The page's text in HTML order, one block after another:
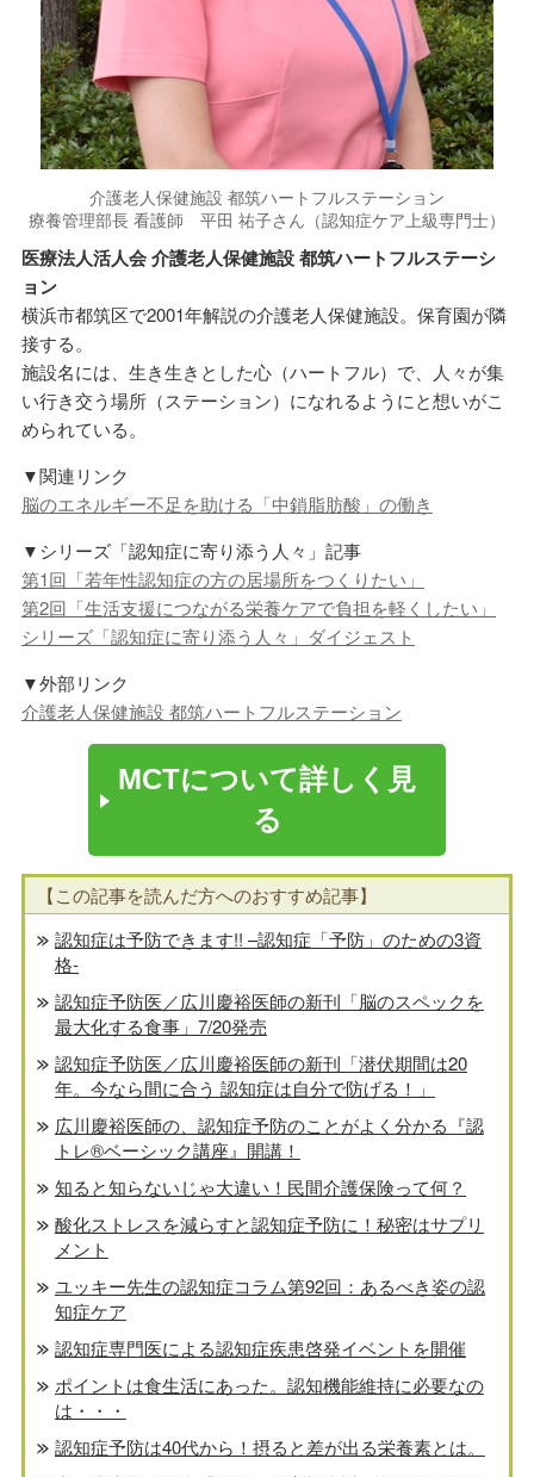
介護老人保健施設 都筑ハートフルステーション
療養管理部長 看護師 平田 祐子さん（認知症ケア上級専門士）
医療法人活人会 介護老人保健施設 都筑ハートフルステーシ
ョン
横浜市都筑区で2001年解説の介護老人保健施設。保育園が隣
接する。
施設名には、生き生きとした心（ハートフル）で、人々が集
い行き交う場所（ステーション）になれるようにと想いがこ
められている。
▼関連リンク
脳のエネルギー不足を助ける「中鎖脂肪酸」の働き
▼シリーズ「認知症に寄り添う人々」記事
第1回「若年性認知症の方の居場所をつくりたい」
第2回「生活支援につながる栄養ケアで負担を軽くしたい」
シリーズ「認知症に寄り添う人々」ダイジェスト
▼外部リンク
介護老人保健施設 都筑ハートフルステーション
MCTについて詳しく見
る
【この記事を読んだ方へのおすすめ記事】
認知症は予防できます!! –認知症「予防」のための3資
格-
認知症予防医／広川慶裕医師の新刊「脳のスペックを
最大化する食事」7/20発売
認知症予防医／広川慶裕医師の新刊「潜伏期間は20
年。今なら間に合う 認知症は自分で防げる！」
広川慶裕医師の、認知症予防のことがよく分かる『認
トレ®️ベーシック講座』開講！
知ると知らないじゃ大違い！民間介護保険って何？
酸化ストレスを減らすと認知症予防に！秘密はサプリ
メント
ユッキー先生の認知症コラム第92回：あるべき姿の認
知症ケア
認知症専門医による認知症疾患啓発イベントを開催
ポイントは食生活にあった。認知機能維持に必要なの
は・・・
認知症予防は40代から！摂ると差が出る栄養素とは。